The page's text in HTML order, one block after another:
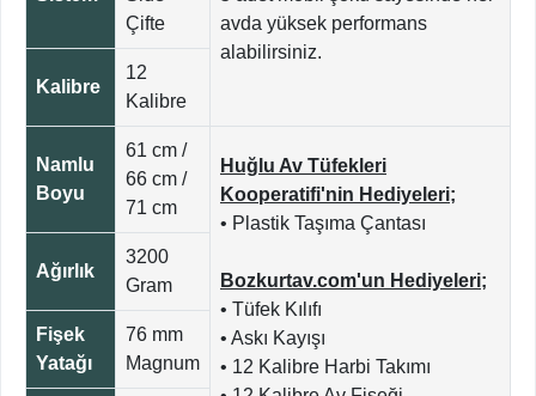
avda yüksek performans
alabilirsiniz.
Çifte
Kalibre
12
Kalibre
Namlu
Boyu
61 cm /
66 cm /
71 cm
Huğlu Av Tüfekleri
Kooperatifi'nin Hediyeleri;
• Plastik Taşıma Çantası
Bozkurtav.com'un Hediyeleri;
• Tüfek Kılıfı
• Askı Kayışı
• 12 Kalibre Harbi Takımı
Ağırlık
3200
Gram
Fişek
Yatağı
76 mm
Magnum